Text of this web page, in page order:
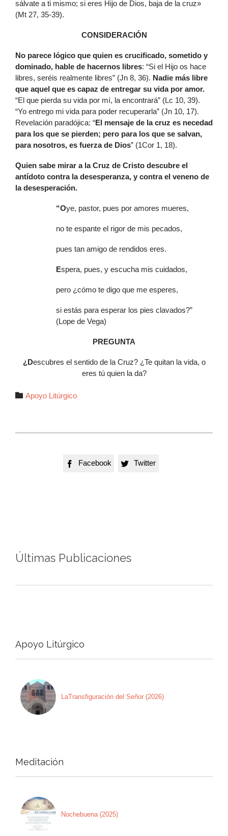
sálvate a ti mismo; si eres Hijo de Dios, baja de la cruz»
(Mt 27, 35-39).
CONSIDERACIÓN
No parece lógico que quien es crucificado, sometido y
dominado, hable de hacernos libres: “Si el Hijo os hace
libres, seréis realmente libres” (Jn 8, 36). Nadie más libre
que aquel que es capaz de entregar su vida por amor.
“El que pierda su vida por mí, la encontrará” (Lc 10, 39).
“Yo entrego mi vida para poder recuperarla” (Jn 10, 17).
Revelación paradójica: “El mensaje de la cruz es necedad
para los que se pierden; pero para los que se salvan,
para nosotros, es fuerza de Dios” (1Cor 1, 18).
Quien sabe mirar a la Cruz de Cristo descubre el
antídoto contra la desesperanza, y contra el veneno de
la desesperación.
“Oye, pastor, pues por amores mueres,
no te espante el rigor de mis pecados,
pues tan amigo de rendidos eres.
Espera, pues, y escucha mis cuidados,
pero ¿cómo te digo que me esperes,
si estás para esperar los pies clavados?”
(Lope de Vega)
PREGUNTA
¿Descubres el sentido de la Cruz? ¿Te quitan la vida, o
eres tú quien la da?
 Autor
Apoyo Litúrgico
 Facebook  Twitter
Últimas Publicaciones
Apoyo Litúrgico
LaTransfiguración del Señor (2026)
Meditación
Nochebuena (2025)